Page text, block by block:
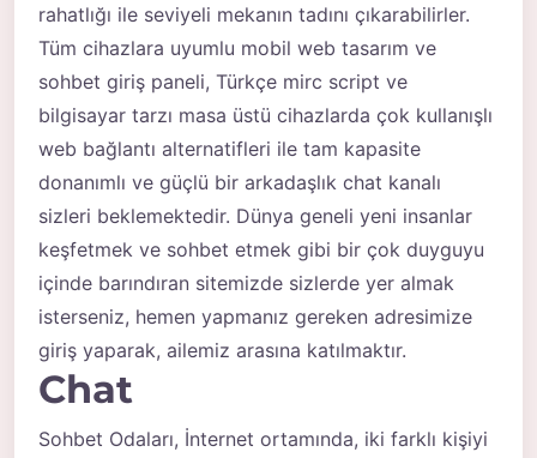
rahatlığı ile seviyeli mekanın tadını çıkarabilirler.
Tüm cihazlara uyumlu mobil web tasarım ve
sohbet giriş paneli, Türkçe mirc script ve
bilgisayar tarzı masa üstü cihazlarda çok kullanışlı
web bağlantı alternatifleri ile tam kapasite
donanımlı ve güçlü bir arkadaşlık chat kanalı
sizleri beklemektedir. Dünya geneli yeni insanlar
keşfetmek ve sohbet etmek gibi bir çok duyguyu
içinde barındıran sitemizde sizlerde yer almak
isterseniz, hemen yapmanız gereken adresimize
giriş yaparak, ailemiz arasına katılmaktır.
Chat
Sohbet Odaları, İnternet ortamında, iki farklı kişiyi